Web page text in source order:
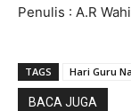
Penulis : A.R
TAGS Hari Guru
BACA JUGA